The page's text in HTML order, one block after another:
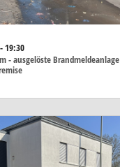
19:30
- ausgelöste